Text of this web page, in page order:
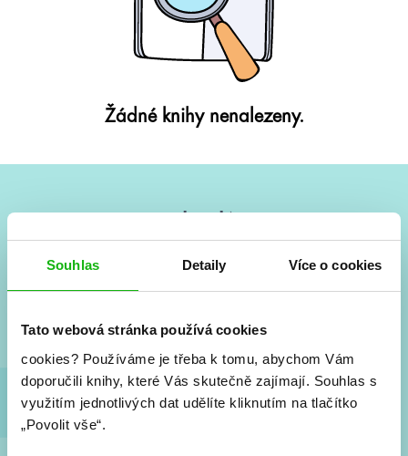
Souhlas Detaily Více o cookies
Tato webová stránka používá cookies
cookies? Používáme je třeba k tomu, abychom Vám
doporučili knihy, které Vás skutečně zajímají. Souhlas s
využitím jednotlivých dat udělíte kliknutím na tlačítko
„Povolit vše“.
Žádné knihy nenalezeny.
Vše kolem #youngadult každý měsíc rovnou do mailu!
a seriálové adaptace a další.